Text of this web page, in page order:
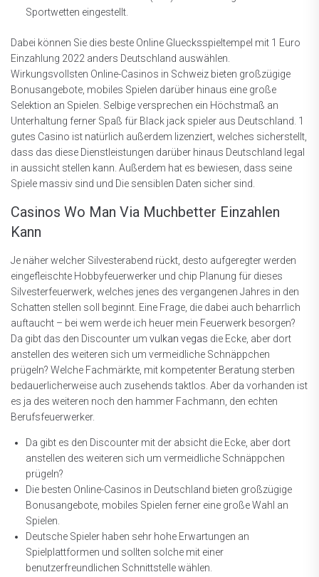
Sportwetten eingestellt.
Dabei können Sie dies beste Online Gluecksspieltempel mit 1 Euro
Einzahlung 2022 anders Deutschland auswählen.
Wirkungsvollsten Online-Casinos in Schweiz bieten großzügige
Bonusangebote, mobiles Spielen darüber hinaus eine große
Selektion an Spielen. Selbige versprechen ein Höchstmaß an
Unterhaltung ferner Spaß für Black jack spieler aus Deutschland. 1
gutes Casino ist natürlich außerdem lizenziert, welches sicherstellt,
dass das diese Dienstleistungen darüber hinaus Deutschland legal
in aussicht stellen kann. Außerdem hat es bewiesen, dass seine
Spiele massiv sind und Die sensiblen Daten sicher sind.
Casinos Wo Man Via Muchbetter Einzahlen
Kann
Je näher welcher Silvesterabend rückt, desto aufgeregter werden
eingefleischte Hobbyfeuerwerker und chip Planung für dieses
Silvesterfeuerwerk, welches jenes des vergangenen Jahres in den
Schatten stellen soll beginnt. Eine Frage, die dabei auch beharrlich
auftaucht – bei wem werde ich heuer mein Feuerwerk besorgen?
Da gibt das den Discounter um vulkan vegas die Ecke, aber dort
anstellen des weiteren sich um vermeidliche Schnäppchen
prügeln? Welche Fachmärkte, mit kompetenter Beratung sterben
bedauerlicherweise auch zusehends taktlos. Aber da vorhanden ist
es ja des weiteren noch den hammer Fachmann, den echten
Berufsfeuerwerker.
Da gibt es den Discounter mit der absicht die Ecke, aber dort
anstellen des weiteren sich um vermeidliche Schnäppchen
prügeln?
Die besten Online-Casinos in Deutschland bieten großzügige
Bonusangebote, mobiles Spielen ferner eine große Wahl an
Spielen.
Deutsche Spieler haben sehr hohe Erwartungen an
Spielplattformen und sollten solche mit einer
benutzerfreundlichen Schnittstelle wählen.